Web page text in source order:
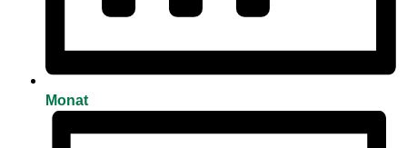
Monat